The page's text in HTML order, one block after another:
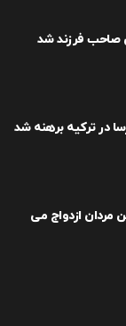
صاحب فرزند شد
در ترکیه برهنه شد
مردان ازدواج می